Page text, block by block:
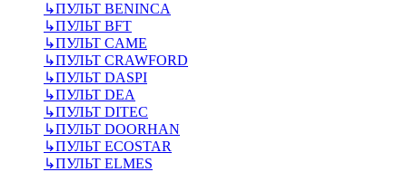
↳ПУЛЬТ BENINCA
↳ПУЛЬТ BFT
↳ПУЛЬТ CAME
↳ПУЛЬТ CRAWFORD
↳ПУЛЬТ DASPI
↳ПУЛЬТ DEA
↳ПУЛЬТ DITEC
↳ПУЛЬТ DOORHAN
↳ПУЛЬТ ECOSTAR
↳ПУЛЬТ ELMES